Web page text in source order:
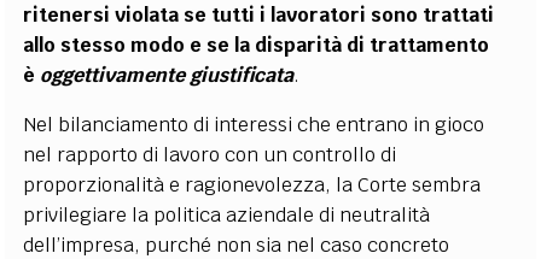
ritenersi violata se tutti i lavoratori sono trattati
allo stesso modo e se la disparità di trattamento
è oggettivamente giustificata.
Nel bilanciamento di interessi che entrano in gioco
nel rapporto di lavoro con un controllo di
proporzionalità e ragionevolezza, la Corte sembra
privilegiare la politica aziendale di neutralità
dell’impresa, purché non sia nel caso concreto